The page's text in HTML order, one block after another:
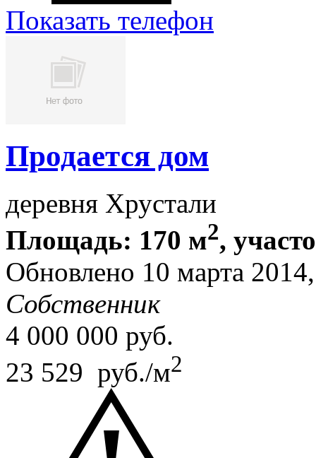
Показать телефон
Продается дом
деревня Хрустали
Площадь: 170 м2,
Обновлено 10 марта
Собственник
4 000 000 руб.
23 529 руб./м2